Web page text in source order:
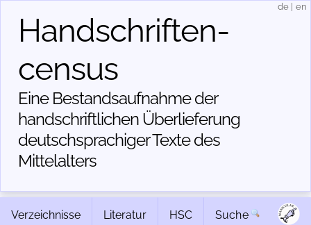
Handschriften­
census
Eine Bestandsaufnahme der
handschriftlichen Über­lieferung
deutschsprachiger Texte des
Mittelalters
de en
Verzeichnisse Literatur HSC Suche